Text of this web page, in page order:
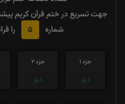
جهت تسریع در ختم قرآن کریم
شماره
5 را
جزء 1
1 بار
جزء 2
1 بار